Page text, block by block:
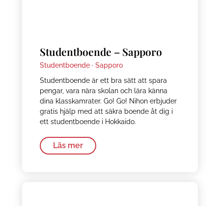
Studentboende – Sapporo
Studentboende · Sapporo
Studentboende är ett bra sätt att spara
pengar, vara nära skolan och lära känna
dina klasskamrater. Go! Go! Nihon erbjuder
gratis hjälp med att säkra boende åt dig i
ett studentboende i Hokkaido.
Läs mer